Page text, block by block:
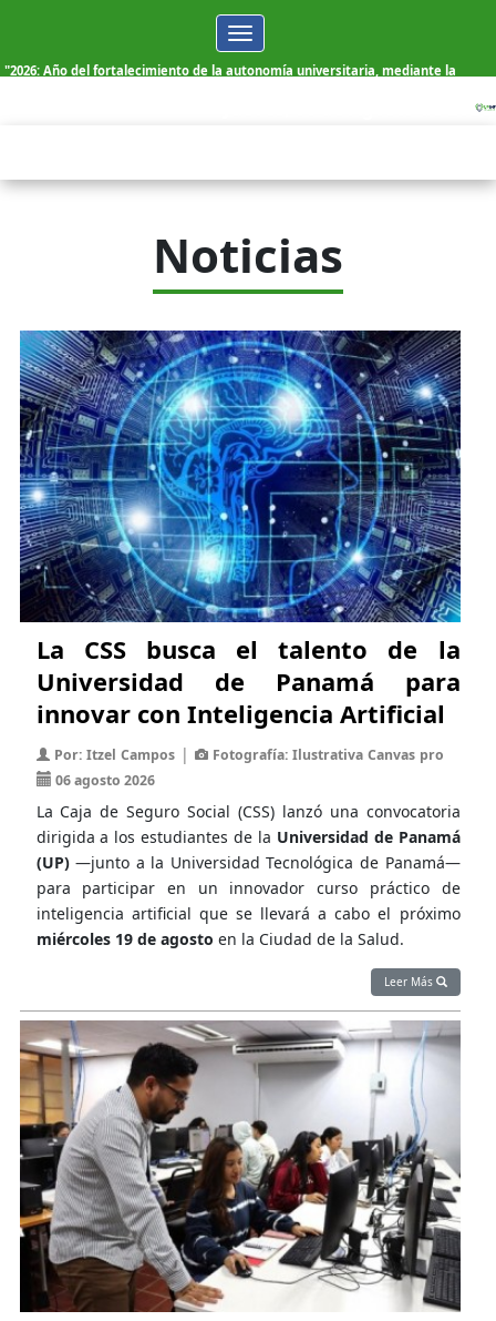
Toggle
navigation
"2026: Año del fortalecimiento de la autonomía universitaria, mediante la
Jueves, 06 de Agosto de 2026
Noticias
La CSS busca el talento de la
Universidad de Panamá para
innovar con Inteligencia Artificial
Por: Itzel Campos|
Fotografía: Ilustrativa Canvas pro
06 agosto 2026
La Caja de Seguro Social (CSS) lanzó una convocatoria
dirigida a los estudiantes de la Universidad de Panamá
(UP)—junto a la Universidad Tecnológica de Panamá—
para participar en un innovador curso práctico de
inteligencia artificial que se llevará a cabo el próximo
miércoles 19 de agosto en la Ciudad de la Salud.
Leer Más